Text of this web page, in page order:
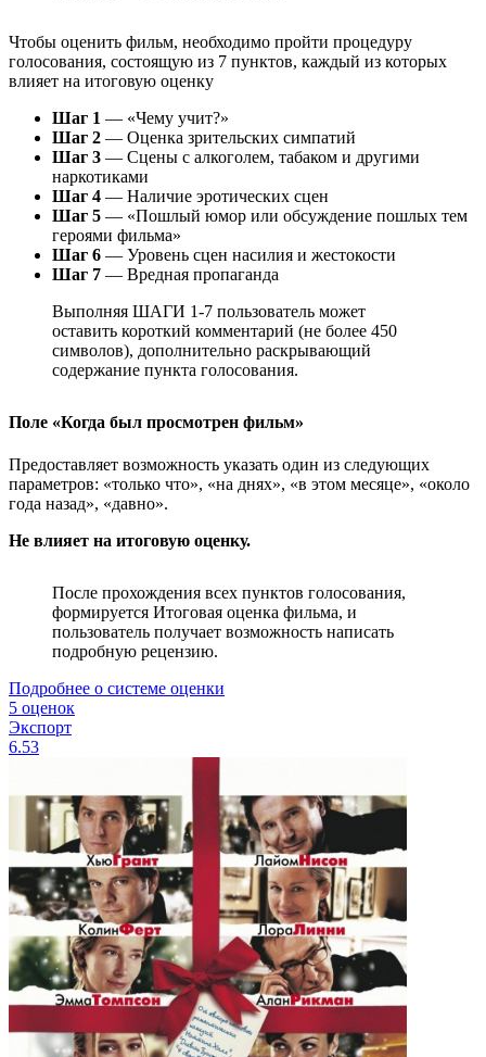
Чтобы оценить фильм, необходимо пройти процедуру
голосования, состоящую из 7 пунктов, каждый из которых
влияет на итоговую оценку
Шаг 1 — «Чему учит?»
Шаг 2 — Оценка зрительских симпатий
Шаг 3 — Сцены с алкоголем, табаком и другими
наркотиками
Шаг 4 — Наличие эротических сцен
Шаг 5 — «Пошлый юмор или обсуждение пошлых тем
героями фильма»
Шаг 6 — Уровень сцен насилия и жестокости
Шаг 7 — Вредная пропаганда
Выполняя ШАГИ 1-7 пользователь может
оставить короткий комментарий (не более 450
символов), дополнительно раскрывающий
содержание пункта голосования.
Поле «Когда был просмотрен фильм»
Предоставляет возможность указать один из следующих
параметров: «только что», «на днях», «в этом месяце», «около
года назад», «давно».
Не влияет на итоговую оценку.
После прохождения всех пунктов голосования,
формируется Итоговая оценка фильма, и
пользователь получает возможность написать
подробную рецензию.
Подробнее о системе оценки
5 оценок
Экспорт
6.53